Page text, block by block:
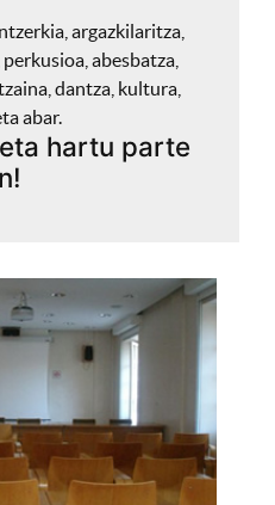
argazkilaritza,
abesbatza,
dantza, kultura,
abar.
hartu parte